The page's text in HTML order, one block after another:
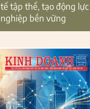
tế tập thể, tạo động
nghiệp bền vững